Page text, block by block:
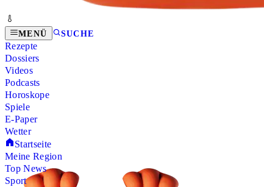
MENÜ SUCHE
Rezepte
Dossiers
Videos
Podcasts
Horoskope
Spiele
E-Paper
Wetter
Startseite
Meine Region
Top News
Sport